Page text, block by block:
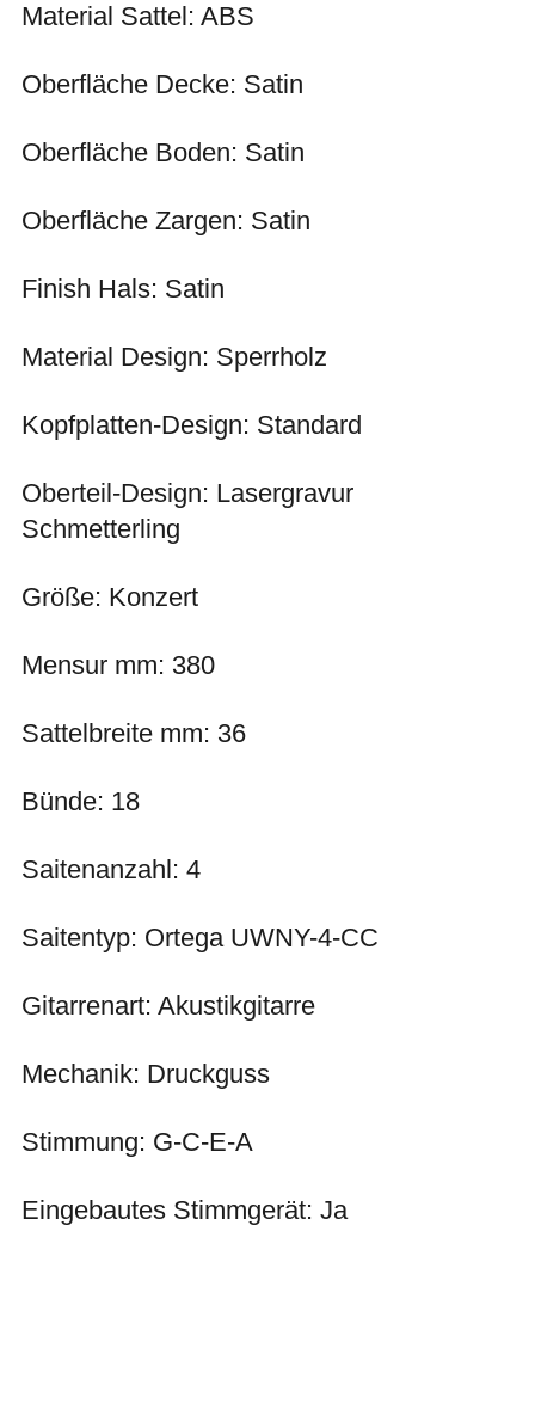
Material Sattel: ABS
Oberfläche Decke: Satin
Oberfläche Boden: Satin
Oberfläche Zargen: Satin
Finish Hals: Satin
Material Design: Sperrholz
Kopfplatten-Design: Standard
Oberteil-Design: Lasergravur
Schmetterling
Größe: Konzert
Mensur mm: 380
Sattelbreite mm: 36
Bünde: 18
Saitenanzahl: 4
Saitentyp: Ortega UWNY-4-CC
Gitarrenart: Akustikgitarre
Mechanik: Druckguss
Stimmung: G-C-E-A
Eingebautes Stimmgerät: Ja